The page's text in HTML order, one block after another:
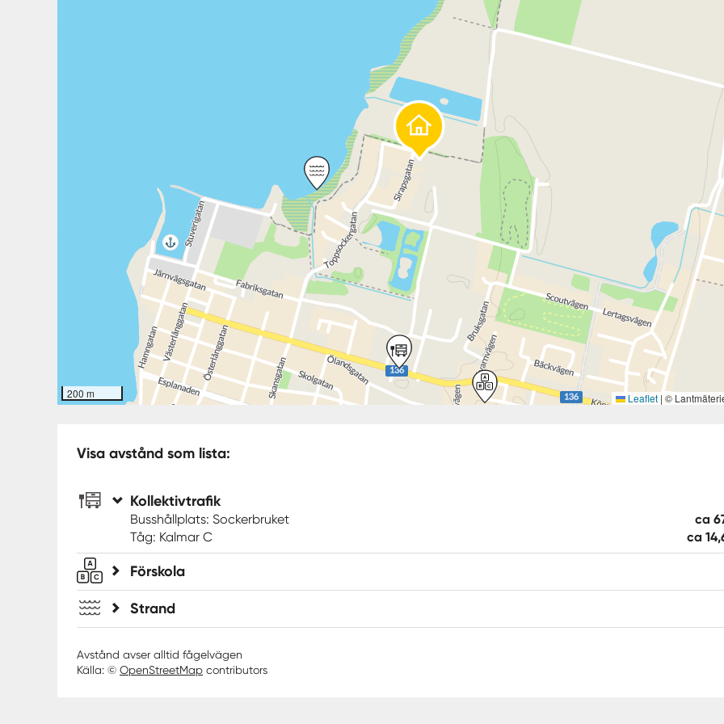
200 m Leaflet | ©
Visa avstånd som lista:
Kollektivtrafik
Busshållplats: Sockerbruket
ca
Tåg: Kalmar C
ca
Förskola
Strand
Avstånd avser alltid fågelvägen
Källa: © OpenStreetMap contributors